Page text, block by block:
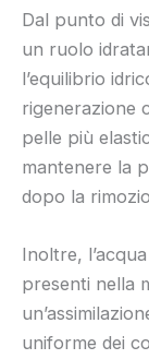
Dal punto di
un ruolo
l’equilibrio
rigenerazione
pelle più
mantenere la
dopo la
Inoltre,
presenti nella
uniforme dei